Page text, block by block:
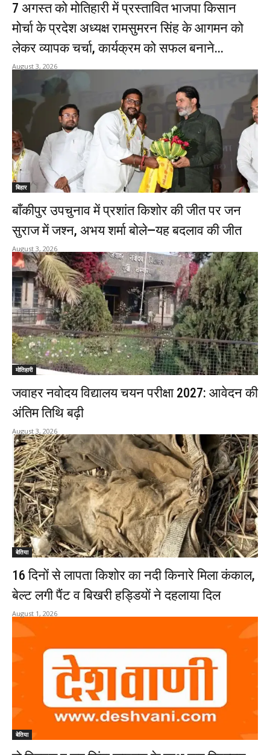
7 अगस्त को मोतिहारी में प्रस्तावित भाजपा किसान
मोर्चा के प्रदेश अध्यक्ष रामसुमरन सिंह के आगमन को
लेकर व्यापक चर्चा, कार्यक्रम को सफल बनाने...
August 3, 2026
बिहार
बाँकीपुर उपचुनाव में प्रशांत किशोर की जीत पर जन
सुराज में जश्न, अभय शर्मा बोले—यह बदलाव की जीत
August 3, 2026
मोतिहारी
जवाहर नवोदय विद्यालय चयन परीक्षा 2027: आवेदन की
अंतिम तिथि बढ़ी
August 3, 2026
बेतिया
16 दिनों से लापता किशोर का नदी किनारे मिला कंकाल,
बेल्ट लगी पैंट व बिखरी हड्डियों ने दहलाया दिल
August 1, 2026
बेतिया